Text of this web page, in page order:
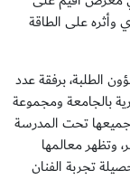
وأثره على الطاقة
الطلبة، برفقة عدد
بالجامعة ومجموعة
من 30 لوحة تندرج جميعها تحت المدرسة
وتظهر معالمها
تجربة الفنان